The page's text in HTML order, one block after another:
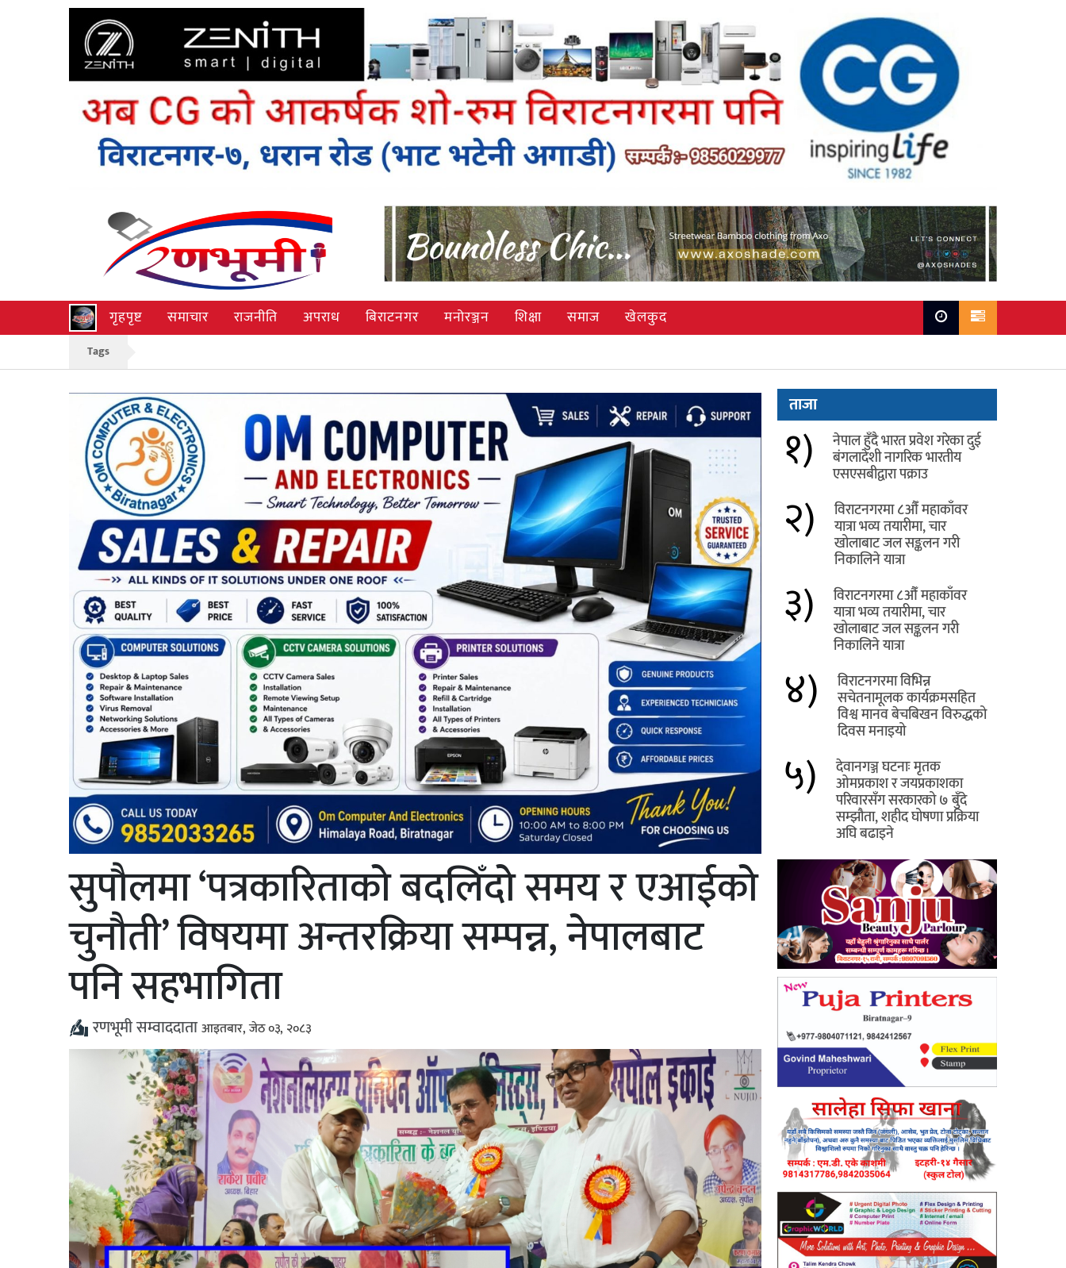
गृहपृष्ट समाचार राजनीति अपराध बिराटनगर मनोरञ्जन शिक्षा समाज खेलकुद
Tags
सुपौलमा ‘पत्रकारिताको बदलिँदो समय र एआईको
चुनौती’ विषयमा अन्तरक्रिया सम्पन्न, नेपालबाट
पनि सहभागिता
रणभूमी सम्वाददाताआइतबार, जेठ ०३, २०८३
ताजा
१) नेपाल हुँदै भारत प्रवेश गरेका दुई
बंगलादेशी नागरिक भारतीय
एसएसबीद्वारा पक्राउ
२) विराटनगरमा ८औँ महाकाँवर
यात्रा भव्य तयारीमा, चार
खोलाबाट जल सङ्कलन गरी
निकालिने यात्रा
३) विराटनगरमा ८औँ महाकाँवर
यात्रा भव्य तयारीमा, चार
खोलाबाट जल सङ्कलन गरी
निकालिने यात्रा
४) विराटनगरमा विभिन्न
सचेतनामूलक कार्यक्रमसहित
विश्व मानव बेचबिखन विरुद्धको
दिवस मनाइयो
५) देवानगञ्ज घटनाः मृतक
ओमप्रकाश र जयप्रकाशका
परिवारसँग सरकारको ७ बुँदे
सम्झौता, शहीद घोषणा प्रक्रिया
अघि बढाइने